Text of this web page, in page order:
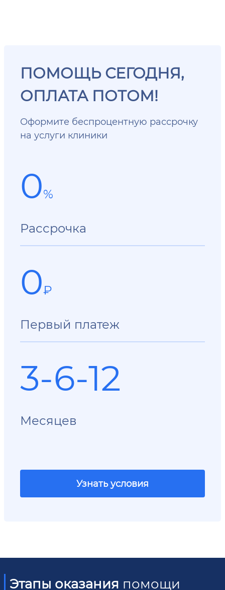
ПОМОЩЬ СЕГОДНЯ,
ОПЛАТА ПОТОМ!
Оформите беспроцентную рассрочку
на услуги клиники
0%
Рассрочка
0₽
Первый платеж
3-6-12
Месяцев
Узнать условия
Этапы оказания помощи